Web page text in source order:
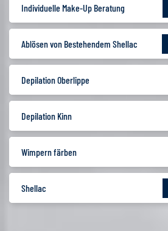
Individuelle Make-Up Beratung
Ablösen von Bestehendem Shellac
Depilation Oberlippe
Depilation Kinn
Wimpern färben
Shellac